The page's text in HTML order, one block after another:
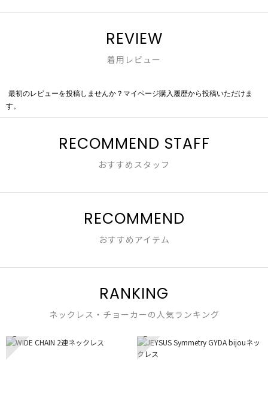
REVIEW
着用レビュー
価
最初のレビューを投稿しませんか？マイページ購入履歴から投稿いただけま
す。
RECOMMEND STAFF
おすすめスタッフ
RECOMMEND
おすすめアイテム
RANKING
ネックレス・チョーカーの人気ランキング
1 2